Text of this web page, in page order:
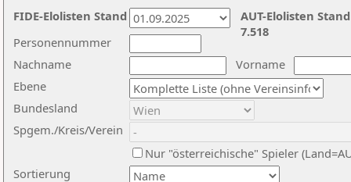
Nachname
Vorname
Ebene
Sortierung
Personennummer
Bundesland
Spgem./Kreis/Verein
Nur "österreichische" Spieler
AUT-Elolisten
7.518
FIDE-Elolisten Stand